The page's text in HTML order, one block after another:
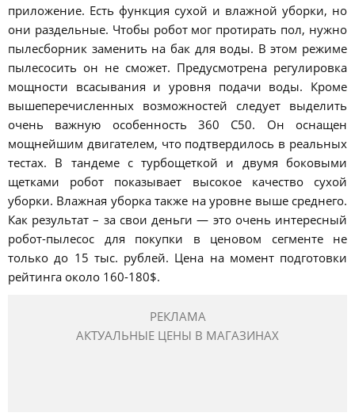
приложение. Есть функция сухой и влажной уборки, но
они раздельные. Чтобы робот мог протирать пол, нужно
пылесборник заменить на бак для воды. В этом режиме
пылесосить он не сможет. Предусмотрена регулировка
мощности всасывания и уровня подачи воды. Кроме
вышеперечисленных возможностей следует выделить
очень важную особенность 360 С50. Он оснащен
мощнейшим двигателем, что подтвердилось в реальных
тестах. В тандеме с турбощеткой и двумя боковыми
щетками робот показывает высокое качество сухой
уборки. Влажная уборка также на уровне выше среднего.
Как результат – за свои деньги — это очень интересный
робот-пылесос для покупки в ценовом сегменте не
только до 15 тыс. рублей. Цена на момент подготовки
рейтинга около 160-180$.
РЕКЛАМА
АКТУАЛЬНЫЕ ЦЕНЫ В МАГАЗИНАХ